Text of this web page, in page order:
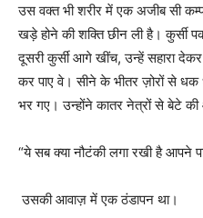
उस वक्त भी शरीर में एक अजीब सी
खड़े होने की शक्ति छीन ली है।
दूसरी कुर्सी आगे खींच, उन्हें सहारा देकर
कर पाए वे। सीने के भीतर ज़ोरों से
भर गए। उन्होंने कातर नेत्रों से बेटे
“ये सब क्या नौटंकी लगा रखी है आपने
उसकी आवाज़ में एक ठंडापन था।